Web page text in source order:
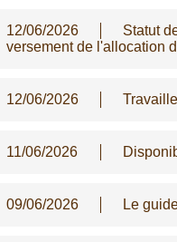
12/06/2026
Statut
versement de l'allocation
12/06/2026
11/06/2026
09/06/2026 Le